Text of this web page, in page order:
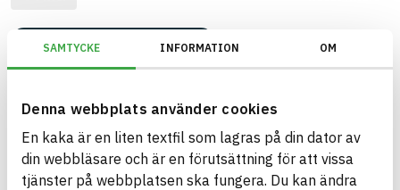
SAMTYCKE INFORMATION OM
Denna webbplats använder cookies
En kaka är en liten textfil som lagras på din dator av
din webbläsare och är en förutsättning för att vissa
tjänster på webbplatsen ska fungera. Du kan ändra
BREEAM SE/Generation 2017/Kriterium: Mat 07 Farliga ämnen/
Build with BASTA - conscious
product choices!